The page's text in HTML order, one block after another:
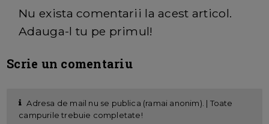
Nu exista comentarii la acest articol.
Adauga-l tu pe primul!
Scrie un comentariu
Adresa de mail nu se publica (ramai anonim). | Toate
campurile trebuie completate!